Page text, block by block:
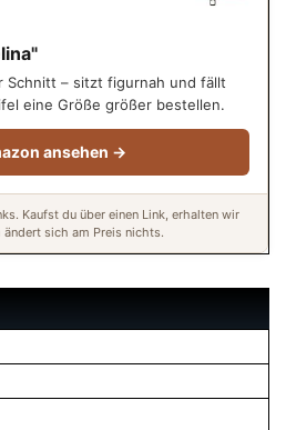
Schnitt – sitzt figurnah und fällt
eine Größe größer bestellen.
ansehen →
Kaufst du über einen Link, erhalten wir
sich am Preis nichts.